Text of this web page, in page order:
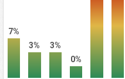
7%
3%
3%
0%